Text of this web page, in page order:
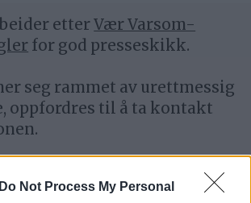
Do Not Process My Personal
etterVær Varsom-
for god presseskikk.
seg rammet av urettmessig
oppfordres til å ta kontakt
behandler klager mot